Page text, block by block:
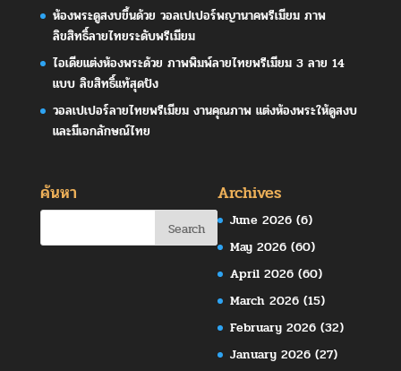
ห้องพระดูสงบขึ้นด้วย วอลเปเปอร์พญานาคพรีเมียม ภาพ
ลิขสิทธิ์ลายไทยระดับพรีเมียม
ไอเดียแต่งห้องพระด้วย ภาพพิมพ์ลายไทยพรีเมียม 3 ลาย 14
แบบ ลิขสิทธิ์แท้สุดปัง
วอลเปเปอร์ลายไทยพรีเมียม งานคุณภาพ แต่งห้องพระให้ดูสงบ
และมีเอกลักษณ์ไทย
ค้นหา Archives
June 2026 (6)
May 2026 (60)
April 2026 (60)
March 2026 (15)
February 2026 (32)
January 2026 (27)